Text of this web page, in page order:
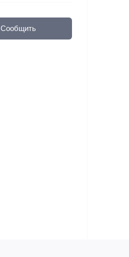
Сообщить